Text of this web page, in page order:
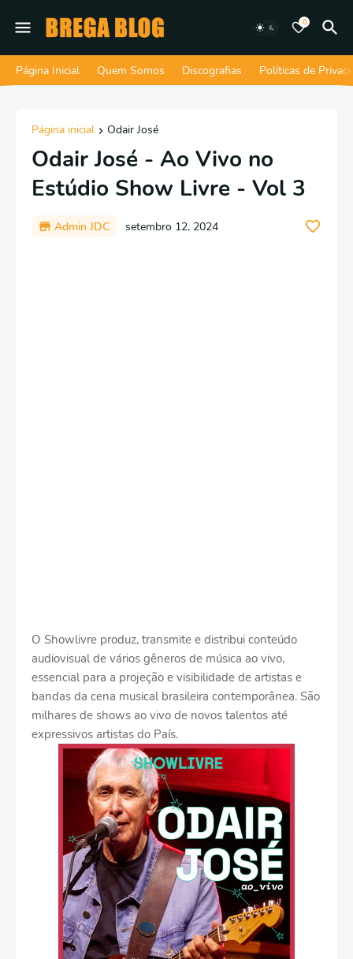
0
Página Inicial Quem Somos Discografias Políticas de
Página inicial Odair José
Odair José - Ao Vivo no
Estúdio Show Livre - Vol 3
Admin JDC setembro 12, 2024
O Showlivre produz, transmite e distribui conteúdo
audiovisual de vários gêneros de música ao vivo,
essencial para a projeção e visibilidade de artistas e
bandas da cena musical brasileira contemporânea. São
milhares de shows ao vivo de novos talentos até
expressivos artistas do País.